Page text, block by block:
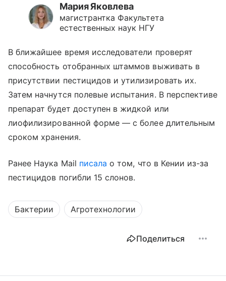
Мария Яковлева
магистрантка Факультета
естественных наук НГУ
В ближайшее время исследователи проверят
способность отобранных штаммов выживать в
присутствии пестицидов и утилизировать их.
Затем начнутся полевые испытания. В перспективе
препарат будет доступен в жидкой или
лиофилизированной форме — с более длительным
сроком хранения.
Ранее Наука Mail писала о том, что в Кении из-за
пестицидов погибли 15 слонов.
Бактерии Агротехнологии
Поделиться